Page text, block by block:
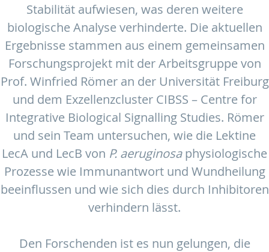
Stabilität aufwiesen, was deren weitere
biologische Analyse verhinderte. Die aktuellen
Ergebnisse stammen aus einem gemeinsamen
Forschungsprojekt mit der Arbeitsgruppe von
Prof. Winfried Römer an der Universität Freiburg
und dem Exzellenzcluster CIBSS – Centre for
Integrative Biological Signalling Studies. Römer
und sein Team untersuchen, wie die Lektine
LecA und LecB von P. aeruginosaphysiologische
Prozesse wie Immunantwort und Wundheilung
beeinflussen und wie sich dies durch Inhibitoren
verhindern lässt.
Den Forschenden ist es nun gelungen, die